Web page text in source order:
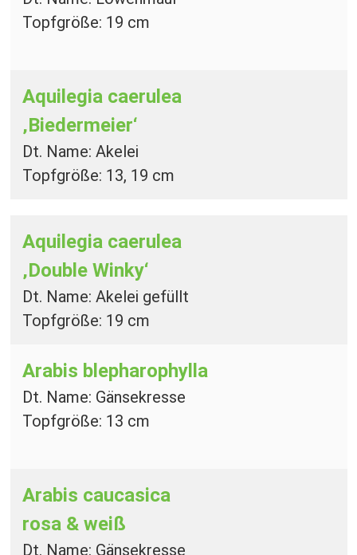
Topfgröße: 19 cm
Aquilegia caerulea
‚Biedermeier‘
Dt. Name: Akelei
Topfgröße: 13, 19 cm
Aquilegia caerulea
‚Double Winky‘
Dt. Name: Akelei gefüllt
Topfgröße: 19 cm
Arabis blepharophylla
Dt. Name: Gänsekresse
Topfgröße: 13 cm
Arabis caucasica
rosa & weiß
Dt. Name: Gänsekresse